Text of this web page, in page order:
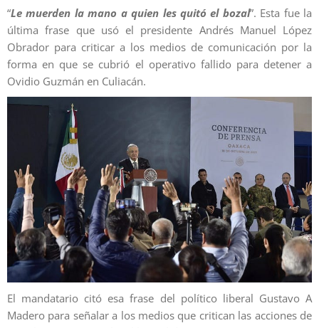
“Le muerden la mano a quien les quitó el bozal”. Esta fue la
última frase que usó el presidente Andrés Manuel López
Obrador para criticar a los medios de comunicación por la
forma en que se cubrió el operativo fallido para detener a
Ovidio Guzmán en Culiacán.
El mandatario citó esa frase del político liberal Gustavo A
Madero para señalar a los medios que critican las acciones de